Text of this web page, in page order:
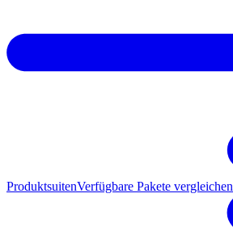
ProduktsuitenVerfügbare Pakete vergleichen